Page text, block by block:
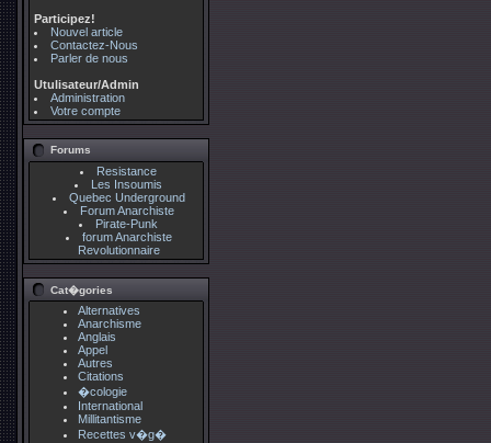
Participez!
Nouvel article
Contactez-Nous
Parler de nous
Utulisateur/Admin
Administration
Votre compte
Forums
Resistance
Les Insoumis
Quebec Underground
Forum Anarchiste
Pirate-Punk
forum Anarchiste
Revolutionnaire
Cat�gories
Alternatives
Anarchisme
Anglais
Appel
Autres
Citations
�cologie
International
Millitantisme
Recettes v�g�